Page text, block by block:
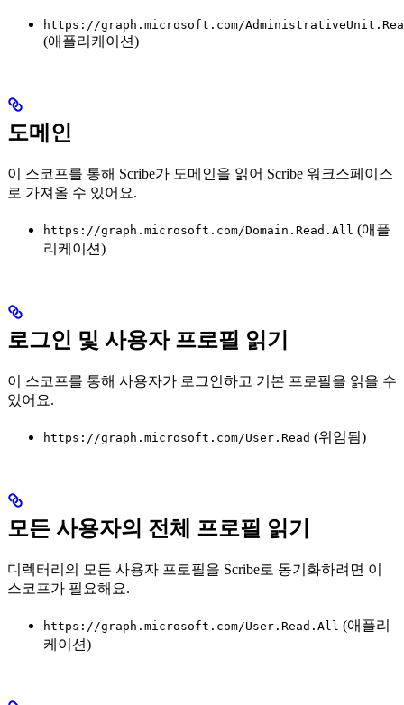
https://graph.microsoft.com/
(애플리케이션)
도메인
이 스코프를 통해 Scribe가 도메인을 읽어 Scribe 워크스페이스
로 가져올 수 있어요.
https://graph.microsoft.com/Domain.Read.All (애플
리케이션)
로그인 및 사용자 프로필 읽기
이 스코프를 통해 사용자가 로그인하고 기본 프로필을 읽을 수
있어요.
https://graph.microsoft.com/User.Read (위임됨)
모든 사용자의 전체 프로필 읽기
디렉터리의 모든 사용자 프로필을 Scribe로 동기화하려면 이
스코프가 필요해요.
https://graph.microsoft.com/User.Read.All (애플리
케이션)